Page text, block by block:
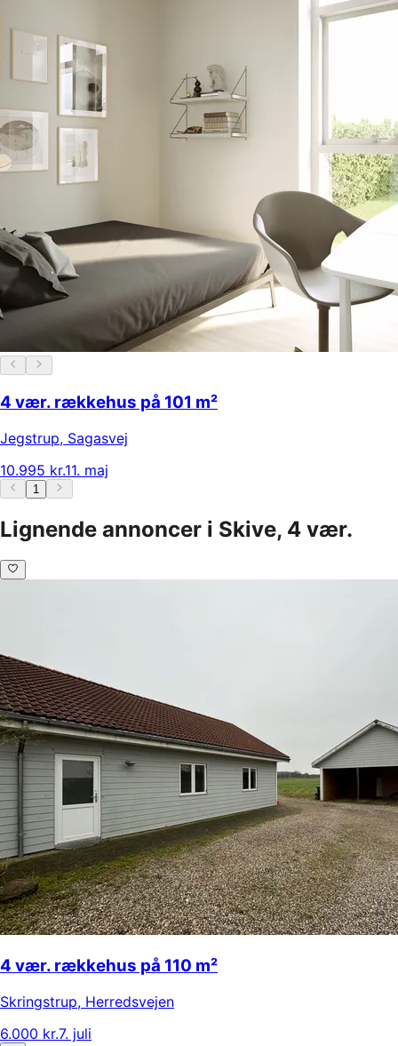
4 vær. rækkehus på 101 m²
Jegstrup, Sagasvej
10.995 kr.11. maj
1
Lignende annoncer i Skive, 4 vær.
4 vær. rækkehus på 110 m²
Skringstrup, Herredsvejen
6.000 kr.7. juli